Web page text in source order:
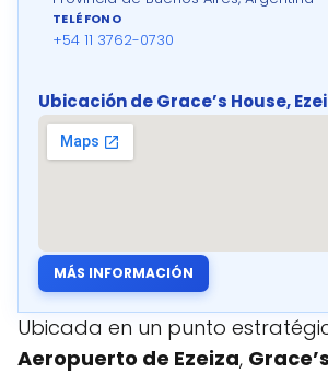
TELÉFONO
+54 11 3762-0730
Ubicación de Grace’s House,
MÁS INFORMACIÓN
Ubicada en un punto
Aeropuerto de Ezeiza,